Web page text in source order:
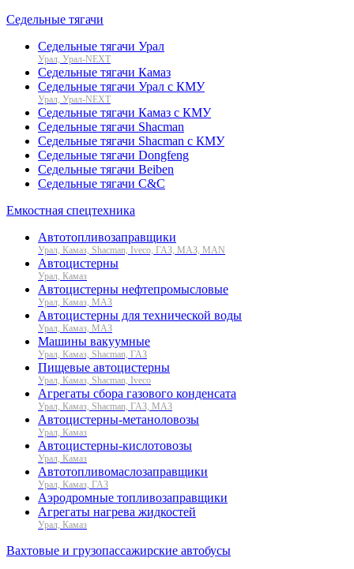
Седельные тягачи
Седельные тягачи Урал
Урал, Урал-NEXT
Седельные тягачи Камаз
Седельные тягачи Урал с КМУ
Урал, Урал-NEXT
Седельные тягачи Камаз с КМУ
Седельные тягачи Shacman
Седельные тягачи Shacman с КМУ
Седельные тягачи Dongfeng
Седельные тягачи Beiben
Седельные тягачи C&C
Емкостная спецтехника
Автотопливозаправщики
Урал, Камаз, Shacman, Iveco, ГАЗ, МАЗ, MAN
Автоцистерны
Урал, Камаз
Автоцистерны нефтепромысловые
Урал, Камаз, МАЗ
Автоцистерны для технической воды
Урал, Камаз, МАЗ
Машины вакуумные
Урал, Камаз, Shacman, ГАЗ
Пищевые автоцистерны
Урал, Камаз, Shacman, Iveco
Агрегаты сбора газового конденсата
Урал, Камаз, Shacman, ГАЗ, МАЗ
Автоцистерны-метаноловозы
Урал, Камаз
Автоцистерны-кислотовозы
Урал, Камаз
Автотопливомаслозаправщики
Урал, Камаз, ГАЗ
Аэродромные топливозаправщики
Агрегаты нагрева жидкостей
Урал, Камаз
Вахтовые и грузопассажирские автобусы